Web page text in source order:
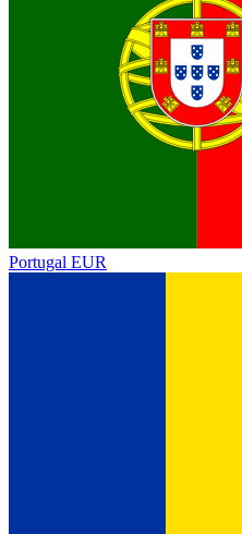
Portugal EUR